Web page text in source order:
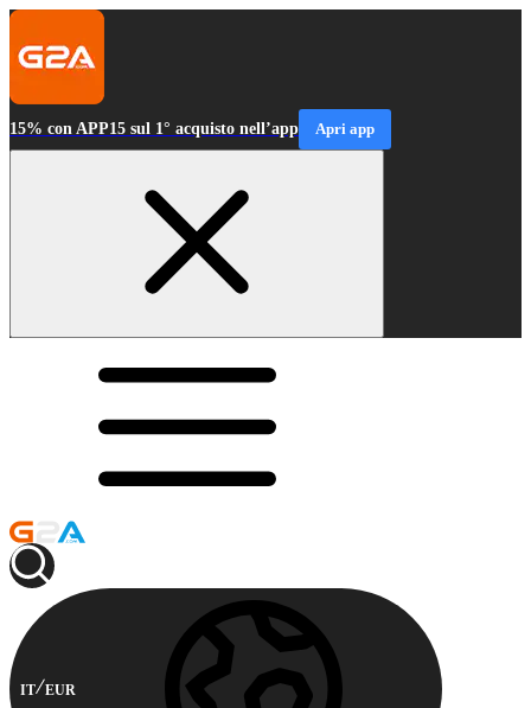
15% con APP15 sul 1° acquisto nell’app Apri app
IT EUR